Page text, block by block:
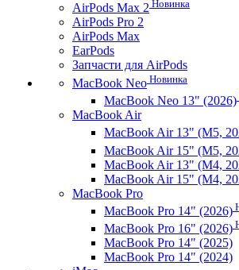
AirPods Max 2 Новинка
AirPods Pro 2
AirPods Max
EarPods
Запчасти для AirPods
MacBook Neo Новинка
MacBook Neo 13" (2026)
MacBook Air
MacBook Air 13" (M5,
MacBook Air 15" (M5,
MacBook Air 13" (M4,
MacBook Air 15" (M4,
MacBook Pro
MacBook Pro 14" (2026)
MacBook Pro 16" (2026)
MacBook Pro 14" (2025)
MacBook Pro 14" (2024)